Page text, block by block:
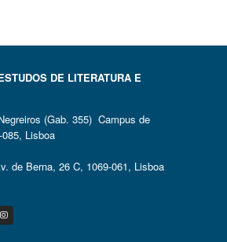
DE LITERATURA E
(Gab. 355) Campus de
Lisboa
de Berna, 26 C, 1069-061, Lisboa
Instagram